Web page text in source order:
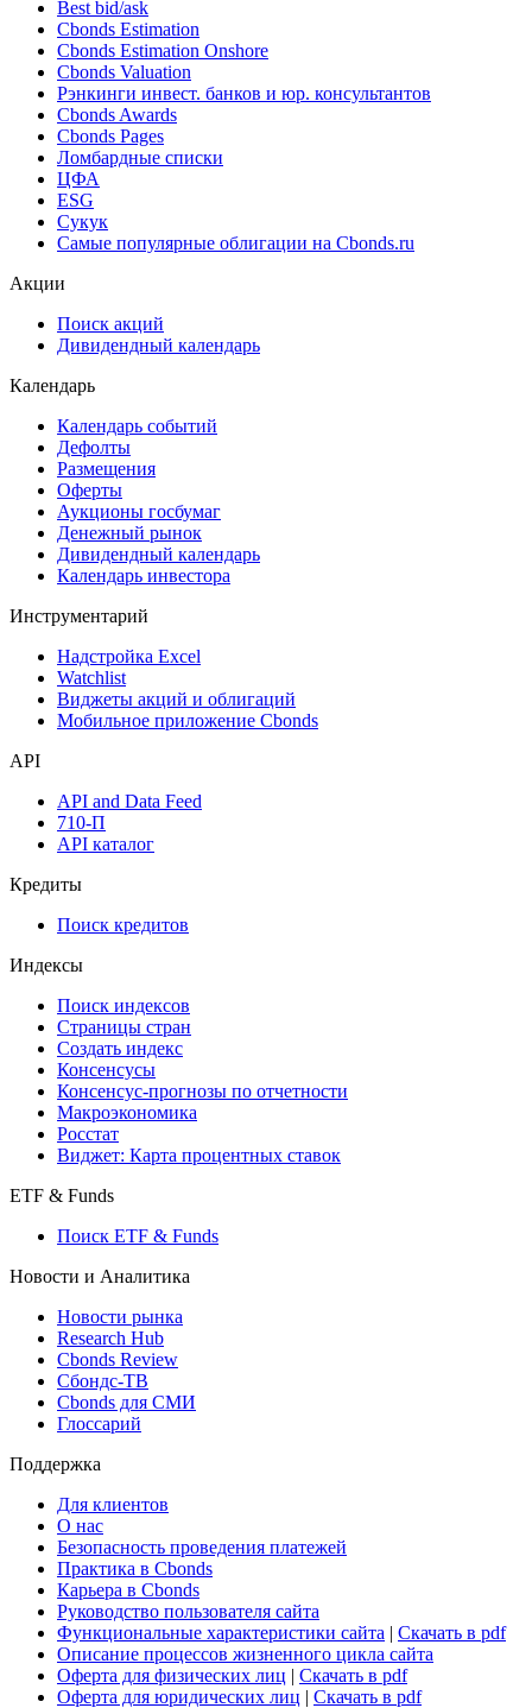
Best bid/ask
Cbonds Estimation
Cbonds Estimation Onshore
Cbonds Valuation
Рэнкинги инвест. банков и юр. консультантов
Cbonds Awards
Cbonds Pages
Ломбардные списки
ЦФА
ESG
Сукук
Самые популярные облигации на Cbonds.ru
Акции
Поиск акций
Дивидендный календарь
Календарь
Календарь событий
Дефолты
Размещения
Оферты
Аукционы госбумаг
Денежный рынок
Дивидендный календарь
Календарь инвестора
Инструментарий
Надстройка Excel
Watchlist
Виджеты акций и облигаций
Мобильное приложение Cbonds
API
API and Data Feed
710-П
API каталог
Кредиты
Поиск кредитов
Индексы
Поиск индексов
Страницы стран
Создать индекс
Консенсусы
Консенсус-прогнозы по отчетности
Макроэкономика
Росстат
Виджет: Карта процентных ставок
ETF & Funds
Поиск ETF & Funds
Новости и Аналитика
Новости рынка
Research Hub
Cbonds Review
Сбондс-ТВ
Cbonds для СМИ
Глоссарий
Поддержка
Для клиентов
О нас
Безопасность проведения платежей
Практика в Cbonds
Карьера в Cbonds
Руководство пользователя сайта
Функциональные характеристики сайта | Скачать в pdf
Описание процессов жизненного цикла сайта
Оферта для физических лиц | Скачать в pdf
Оферта для юридических лиц | Скачать в pdf